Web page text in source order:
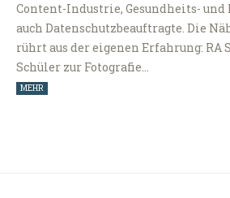
Content-Industrie, Gesundheits- und
auch Datenschutzbeauftragte. Die
rührt aus der eigenen Erfahrung: RA
Schüler zur Fotografie…
MEHR